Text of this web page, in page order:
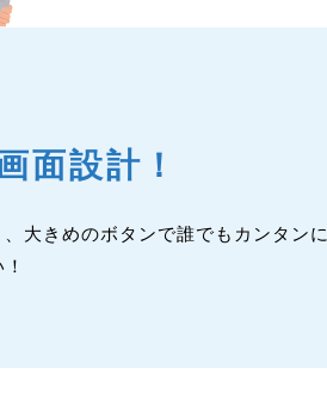
面設計！
大きめのボタンで誰でもカンタンに